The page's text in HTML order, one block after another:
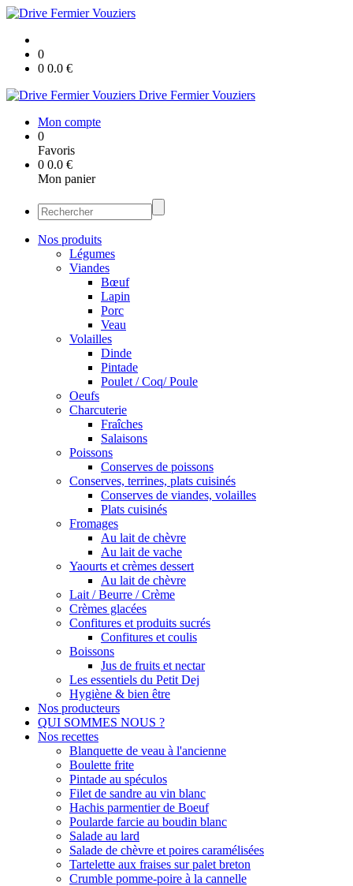
0
0 0.0 €
Drive Fermier Vouziers
Mon compte
0
Favoris
0 0.0 €
Mon panier
Nos produits
Légumes
Viandes
Bœuf
Lapin
Porc
Veau
Volailles
Dinde
Pintade
Poulet / Coq/ Poule
Oeufs
Charcuterie
Fraîches
Salaisons
Poissons
Conserves de poissons
Conserves, terrines, plats cuisinés
Conserves de viandes, volailles
Plats cuisinés
Fromages
Au lait de chèvre
Au lait de vache
Yaourts et crèmes dessert
Au lait de chèvre
Lait / Beurre / Crème
Crèmes glacées
Confitures et produits sucrés
Confitures et coulis
Boissons
Jus de fruits et nectar
Les essentiels du Petit Dej
Hygiène & bien être
Nos producteurs
QUI SOMMES NOUS ?
Nos recettes
Blanquette de veau à l'ancienne
Boulette frite
Pintade au spéculos
Filet de sandre au vin blanc
Hachis parmentier de Boeuf
Poularde farcie au boudin blanc
Salade au lard
Salade de chèvre et poires caramélisées
Tartelette aux fraises sur palet breton
Crumble pomme-poire à la cannelle